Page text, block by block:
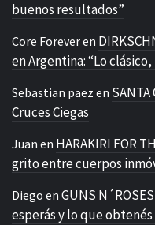
buenos resultados”
Core Foreveren
en Argentina: “Lo
Sebastian paez en SANTA
Cruces Ciegas
Juan en HARAKIRI FOR
grito entre cuerpos
Diego en GUNS
esperás y lo que